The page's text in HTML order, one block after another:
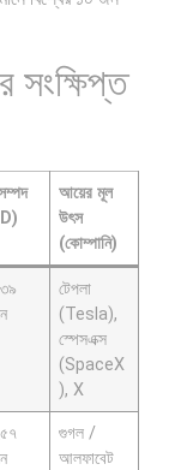
সেতু ও
সংযোগ…
সংক্ষিপ্ত
আয়ের মূল
উৎস
(কোম্পানি)
টেপলা
(Tesla),
স্পেসএক্স
(SpaceX
), X
গুগল /
আলফাবেট